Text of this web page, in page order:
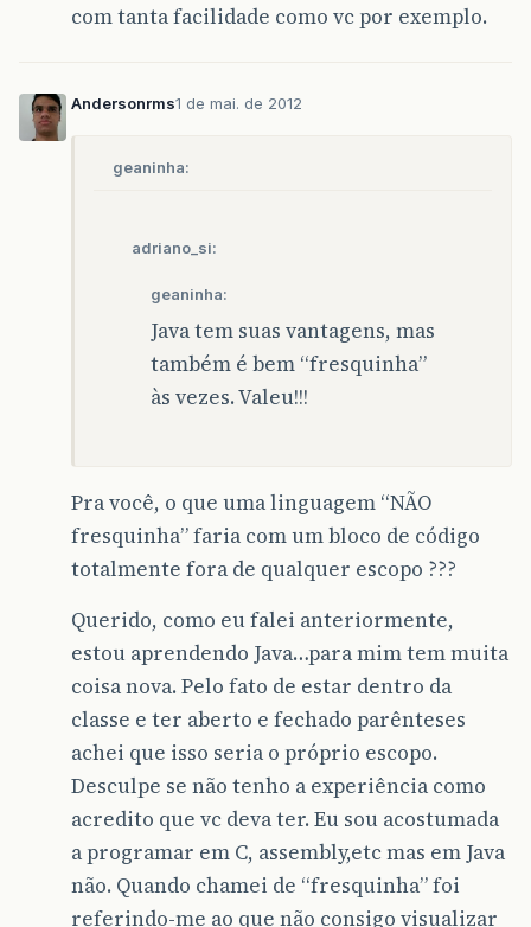
com tanta facilidade como vc por exemplo.
Andersonrms1 de mai. de 2012
geaninha:
adriano_si:
geaninha:
Java tem suas vantagens, mas
também é bem “fresquinha”
às vezes. Valeu!!!
Pra você, o que uma linguagem “NÃO
fresquinha” faria com um bloco de código
totalmente fora de qualquer escopo ???
Querido, como eu falei anteriormente,
estou aprendendo Java…para mim tem muita
coisa nova. Pelo fato de estar dentro da
classe e ter aberto e fechado parênteses
achei que isso seria o próprio escopo.
Desculpe se não tenho a experiência como
acredito que vc deva ter. Eu sou acostumada
a programar em C, assembly,etc mas em Java
não. Quando chamei de “fresquinha” foi
referindo-me ao que não consigo visualizar